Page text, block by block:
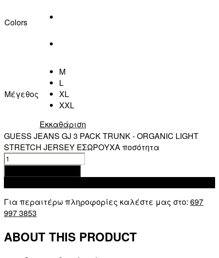
Colors
Μέγεθος
M
L
XL
XXL
Εκκαθάριση
GUESS JEANS GJ 3 PACK TRUNK - ORGANIC LIGHT
STRETCH JERSEY ΕΣΩΡΟΥΧΑ ποσότητα
Για περαιτέρω πληροφορίες καλέστε μας στο: 697
997 3853
ABOUT THIS PRODUCT